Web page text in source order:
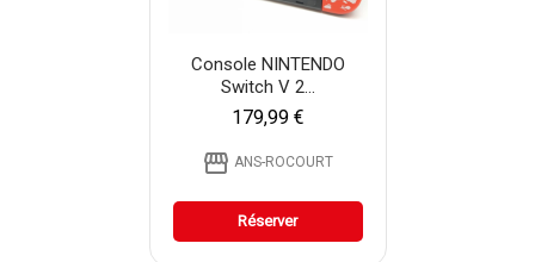
Console NINTENDO
Switch V 2...
179,99 €
storefront ANS-ROCOURT
Réserver